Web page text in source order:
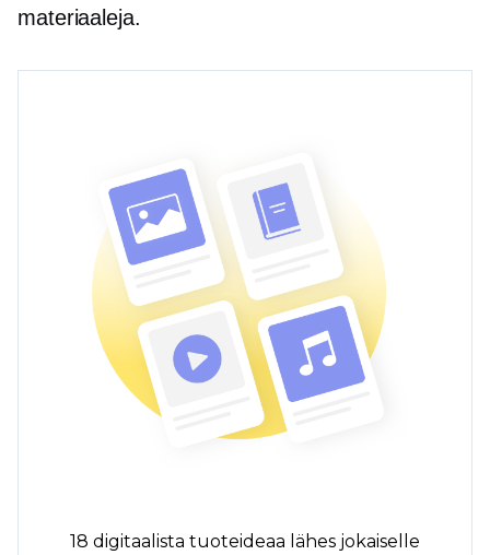
materiaaleja.
18 digitaalista tuoteideaa lähes jokaiselle